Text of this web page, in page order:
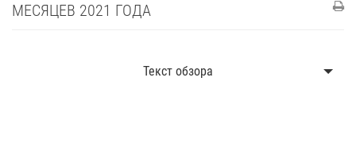
МЕСЯЦЕВ 2021 ГОДА
Текст обзора